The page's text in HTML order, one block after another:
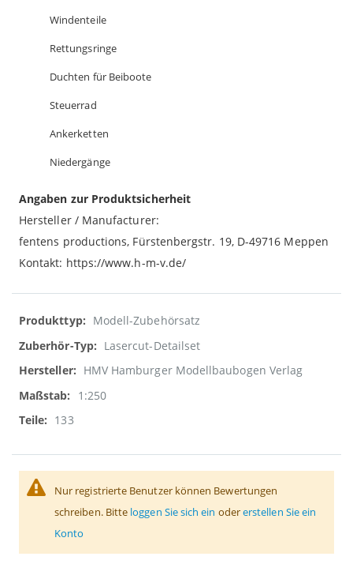
Windenteile
Rettungsringe
Duchten für Beiboote
Steuerrad
Ankerketten
Niedergänge
Angaben zur Produktsicherheit
Hersteller / Manufacturer:
fentens productions, Fürstenbergstr. 19, D-49716 Meppen
Kontakt: https://www.h-m-v.de/
Weitere
Informationen
Modell-Zubehörsatz
Lasercut-Detailset
HMV Hamburger Modellbaubogen Verlag
1:250
133
Nur registrierte Benutzer können Bewertungen
schreiben. Bitte loggen Sie sich ein odererstellen Sie ein
Konto